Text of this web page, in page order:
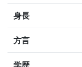
身長
方言
学歴